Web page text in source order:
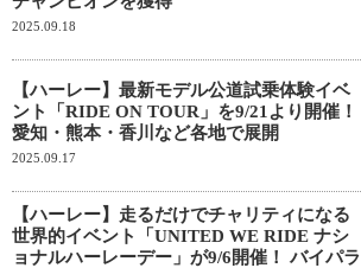
2025.09.18
【ハーレー】最新モデル公道試乗体験イベ
ント「RIDE ON TOUR」を9/21より開催！
愛知・熊本・香川など各地で展開
2025.09.17
【ハーレー】走るだけでチャリティになる
世界的イベント「UNITED WE RIDE ナシ
ョナルハーレーデー」が9/6開催！ バイパラ